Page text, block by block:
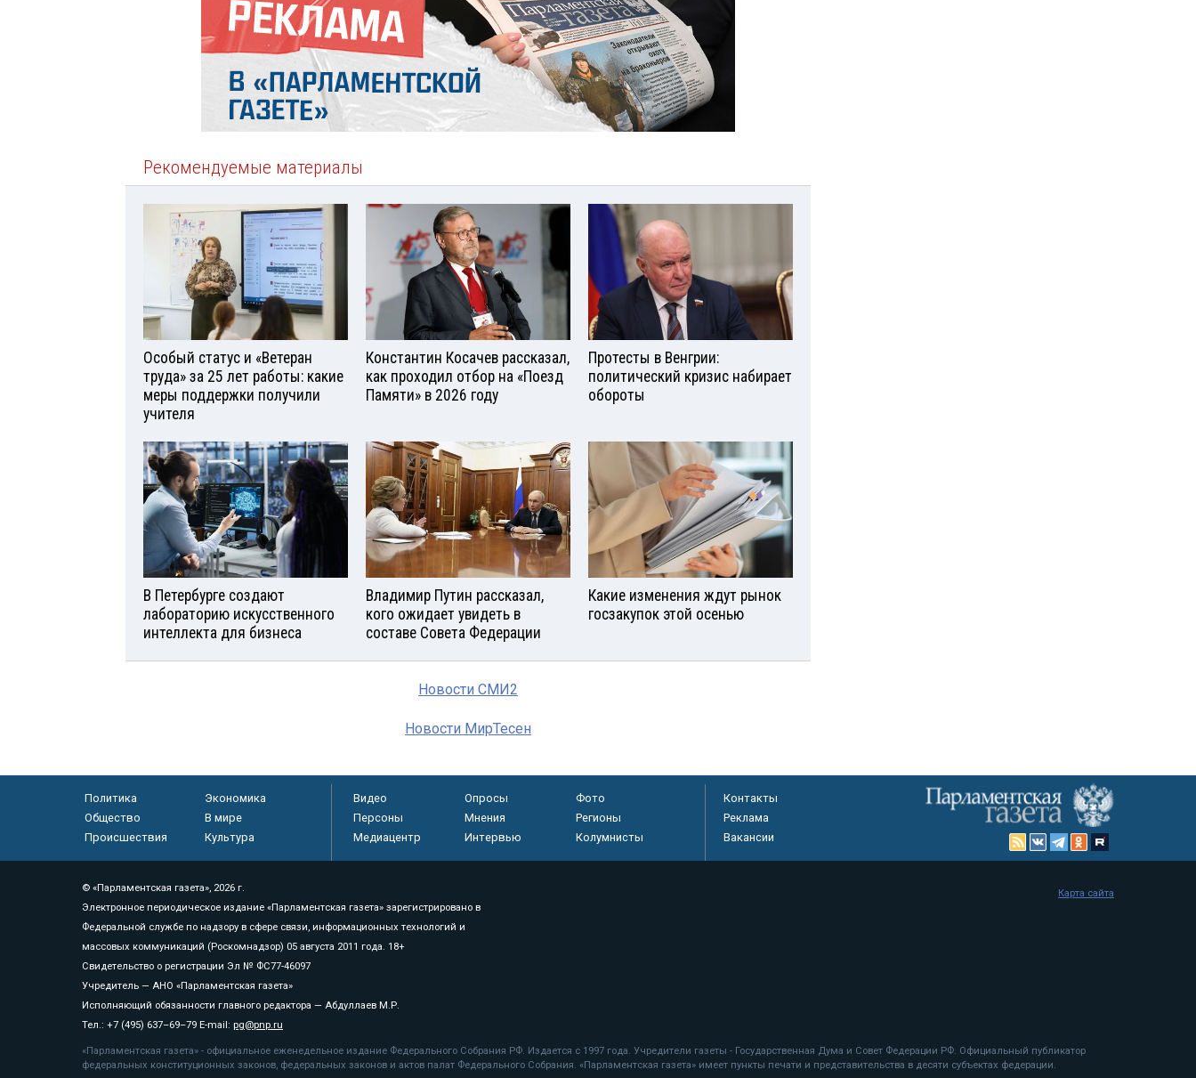
Рекомендуемые материалы
Особый статус и «Ветеран
труда» за 25 лет работы: какие
меры поддержки получили
учителя
Константин Косачев рассказал,
как проходил отбор на «Поезд
Памяти» в 2026 году
Протесты в Венгрии:
политический кризис набирает
обороты
В Петербурге создают
лабораторию искусственного
интеллекта для бизнеса
Владимир Путин рассказал,
кого ожидает увидеть в
составе Совета Федерации
Какие изменения ждут рынок
госзакупок этой осенью
Новости СМИ2
Новости МирТесен
Политика
Экономика
Общество
В мире
Происшествия
Культура
Видео Опросы
Фото
Персоны
Мнения
Регионы
Медиацентр
Интервью Колумнисты
Контакты
Реклама
Вакансии
© «Парламентская газета», 2026 г.
Электронное периодическое издание «Парламентская газета» зарегистрировано в
Федеральной службе по надзору в сфере связи, информационных технологий и
массовых коммуникаций (Роскомнадзор) 05 августа 2011 года. 18+
Свидетельство о регистрации Эл № ФС77-46097
Учредитель — АНО «Парламентская газета»
Исполняющий обязанности главного редактора — Абдуллаев М.Р.
Тел.: +7 (495) 637–69–79 E-mail: pg@pnp.ru
«Парламентская газета» - официальное еженедельное издание Федерального Собрания РФ. Издается с 1997 года. Учредители газеты - Государственная Дума и Совет Федерации РФ. Официальный публикатор
федеральных конституционных законов, федеральных законов и актов палат Федерального Собрания. «Парламентская газета» имеет пункты печати и представительства в десяти субъектах федерации.
Карта сайта